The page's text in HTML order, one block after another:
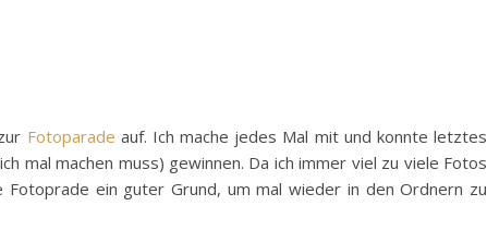
Fotoparade auf. Ich mache jedes Mal mit und konnte letztes
mal machen muss) gewinnen. Da ich immer viel zu viele Fotos
ein guter Grund, um mal wieder in den Ordnern zu